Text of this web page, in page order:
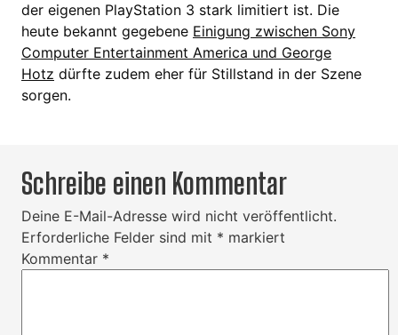
der eigenen PlayStation 3 stark limitiert ist. Die
heute bekannt gegebene Einigung zwischen Sony
Computer Entertainment America und George
Hotz dürfte zudem eher für Stillstand in der Szene
sorgen.
Schreibe einen Kommentar
Deine E-Mail-Adresse wird nicht veröffentlicht.
Erforderliche Felder sind mit * markiert
Kommentar *